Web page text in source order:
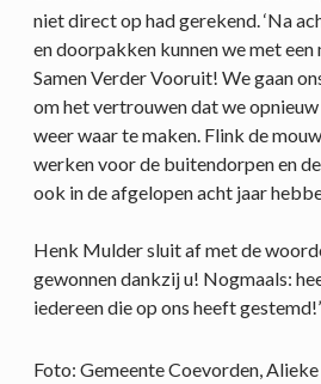
niet direct op had gerekend. ‘Na
en doorpakken kunnen we met
Samen Verder Vooruit! We gaan
om het vertrouwen dat we
weer waar te maken. Flink de
werken voor de buitendorpen en
ook in de afgelopen acht jaar
Henk Mulder sluit af met de
gewonnen dankzij u! Nogmaals:
iedereen die op ons heeft
Foto: Gemeente Coevorden,